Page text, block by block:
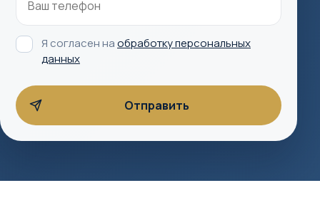
Я согласен наобработку персональных
данных